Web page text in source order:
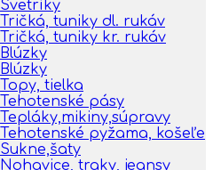
Svetríky
Tričká, tuniky dl. rukáv
Tričká, tuniky kr. rukáv
Blúzky
Blúzky
Topy, tielka
Tehotenské pásy
Tepláky,mikiny,súpravy
Tehotenské pyžama, košeľe
Sukne,šaty
Nohavice, traky, jeansy